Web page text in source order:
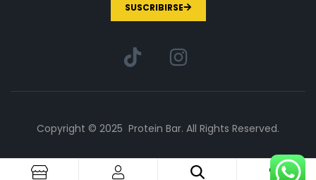
SUSCRIBIRSE
Copyright © 2025 Protein Bar. All Rights Reserved.
1